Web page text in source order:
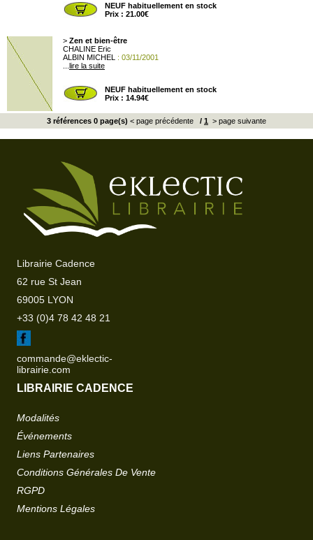
NEUF habituellement en stock
Prix : 21.00€
> Zen et bien-être
CHALINE Eric
ALBIN MICHEL
: 03/11/2001
lire la suite
NEUF habituellement en stock
Prix : 14.94€
3 références 0 page(s) < page précédente / 1 > page suivante
Librairie Cadence
62 rue St Jean
69005 LYON
+33 (0)4 78 42 48 21
commande@eklectic-
librairie.com
LIBRAIRIE CADENCE
Modalités
Événements
Liens Partenaires
Conditions Générales De Vente
RGPD
Mentions Légales